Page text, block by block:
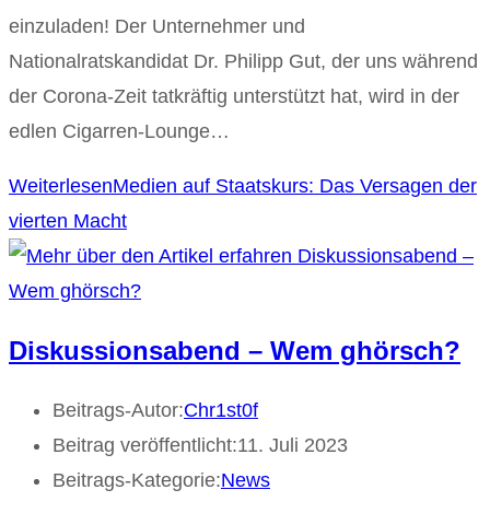
einzuladen! Der Unternehmer und
Nationalratskandidat Dr. Philipp Gut, der uns während
der Corona-Zeit tatkräftig unterstützt hat, wird in der
edlen Cigarren-Lounge…
WeiterlesenMedien auf Staatskurs: Das Versagen der
vierten Macht
Diskussionsabend – Wem ghörsch?
Beitrags-Autor:Chr1st0f
Beitrag veröffentlicht:11. Juli 2023
Beitrags-Kategorie:News